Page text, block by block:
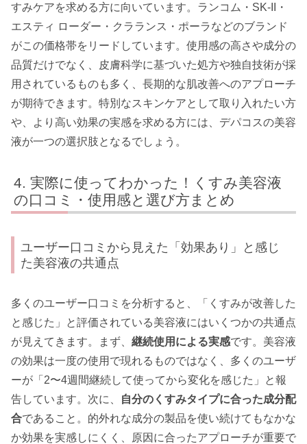
すみケアを求める方に向いています。ランコム・SK-II・
エスティ ローダー・クラランス・ポーラなどのブランド
がこの価格帯をリードしています。使用感の高さや成分の
品質だけでなく、皮膚科学に基づいた処方や独自技術が採
用されているものも多く、長期的な肌改善へのアプローチ
が期待できます。特別なスキンケアとして取り入れたい方
や、より高い効果の実感を求める方には、デパコスの美容
液が一つの選択肢となるでしょう。
実際に使ってわかった！くすみ美容液
の口コミ・使用感と選び方まとめ
ユーザー口コミから見えた「効果あり」と感じ
た美容液の共通点
多くのユーザー口コミを分析すると、「くすみが改善した
と感じた」と評価されている美容液にはいくつかの共通点
が見えてきます。まず、 継続使用による実感です。美容液
の効果は一度の使用で現れるものではなく、多くのユーザ
ーが「2〜4週間継続して使ってから変化を感じた」と報
告しています。次に、
自分のくすみタイプに合った成分配
合であること。的外れな成分の製品を使い続けてもなかな
か効果を実感しにくく、原因に合ったアプローチが重要で